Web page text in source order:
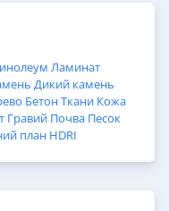
Ламинат
Дикий камень
БетонТкани Кожа
Гравий Почва Песок
план HDRI